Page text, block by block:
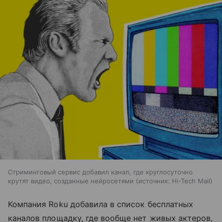
Стриминговый сервис добавил канал, где круглосуточно
крутят видео, созданные нейросетями
источник: Hi-Tech Mail
Компания Roku добавила в список бесплатных
каналов площадку, где вообще нет живых актеров,